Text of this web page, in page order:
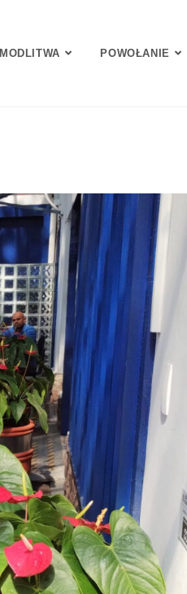
MODLITWA POWOŁANIE